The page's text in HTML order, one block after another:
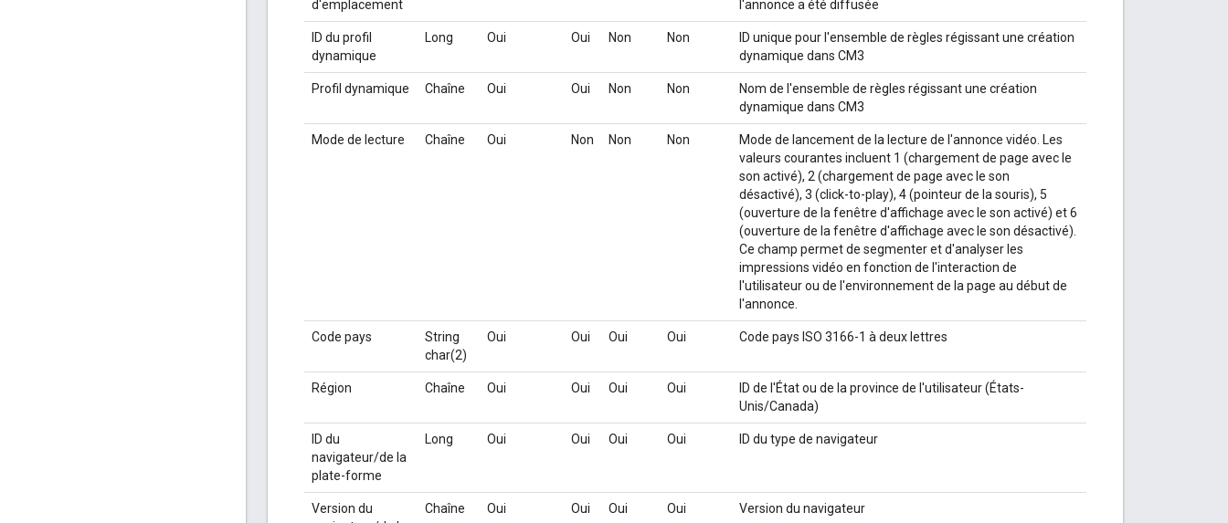
d'emplacement
l'annonce a été diffusée
ID du profil
dynamique
Long Oui Oui Non Non
ID unique pour l'ensemble de règles régissant une création
dynamique dans CM3
Profil dynamique Chaîne Oui Oui Non Non
Nom de l'ensemble de règles régissant une création
dynamique dans CM3
Mode de lecture Chaîne Oui Non Non Non
Mode de lancement de la lecture de l'annonce vidéo. Les
valeurs courantes incluent 1 (chargement de page avec le
son activé), 2 (chargement de page avec le son
désactivé), 3 (click-to-play), 4 (pointeur de la souris), 5
(ouverture de la fenêtre d'affichage avec le son activé) et 6
(ouverture de la fenêtre d'affichage avec le son désactivé).
Ce champ permet de segmenter et d'analyser les
impressions vidéo en fonction de l'interaction de
l'utilisateur ou de l'environnement de la page au début de
l'annonce.
Code pays
String
char(2)
Oui Oui Oui Oui Code pays ISO 3166-1 à deux lettres
Région Chaîne Oui Oui Oui Oui
ID de l'État ou de la province de l'utilisateur (États-
Unis/Canada)
ID du
navigateur/de la
plate-forme
Long Oui Oui Oui Oui ID du type de navigateur
Version du
Chaîne Oui Oui Oui Oui Version du navigateur